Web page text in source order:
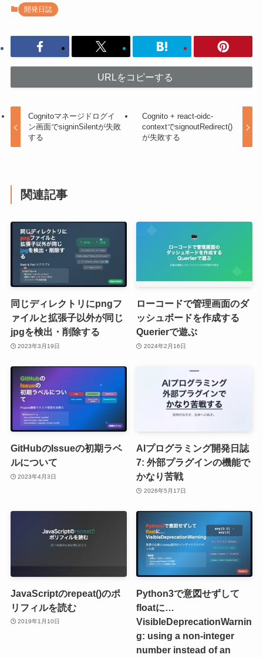
開発日誌
URLをコピーする
Cognitoマネージドログイ
ン画面でsigninSilentが失敗
する
Cognito + react-oidc-
contextでsignoutRedirect()
が失敗する
関連記事
同じディレクトリにpngフ
ァイルと拡張子以外が同じ
jpgを検出・削除する
2023年3月19日
ローコードで管理画面のダ
ッシュボードを作成する
Querierで遊ぶ
2024年2月16日
GitHubのIssueの初期ラベ
ルについて
2023年4月3日
AIプログラミング開発日誌
7: 外部プラグインの機能で
かなり苦戦
2026年5月17日
JavaScriptのrepeat()のポ
リフィルを読む
2019年1月10日
Python3で意図せずして
floatに…
VisibleDeprecationWarnin
g: using a non-integer
number instead of an